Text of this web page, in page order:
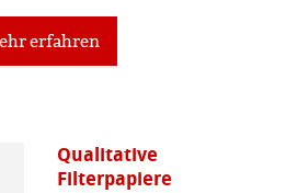
erfahren
Qualitative
Filterpapiere